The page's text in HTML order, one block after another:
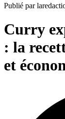
Publié par
Curry
: la
et